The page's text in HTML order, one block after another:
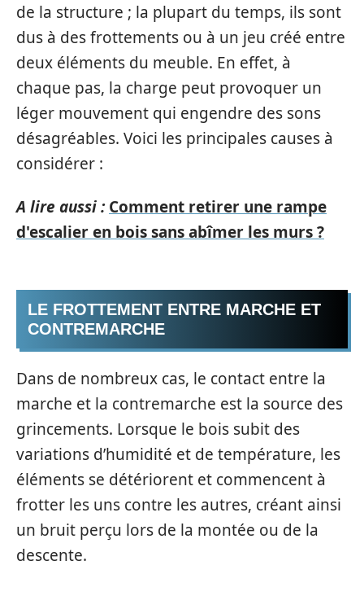
de la structure ; la plupart du temps, ils sont
dus à des frottements ou à un jeu créé entre
deux éléments du meuble. En effet, à
chaque pas, la charge peut provoquer un
léger mouvement qui engendre des sons
désagréables. Voici les principales causes à
considérer :
A lire aussi : Comment retirer une rampe
d'escalier en bois sans abîmer les murs ?
LE FROTTEMENT ENTRE MARCHE ET
CONTREMARCHE
Dans de nombreux cas, le contact entre la
marche et la contremarche est la source des
grincements. Lorsque le bois subit des
variations d’humidité et de température, les
éléments se détériorent et commencent à
frotter les uns contre les autres, créant ainsi
un bruit perçu lors de la montée ou de la
descente.